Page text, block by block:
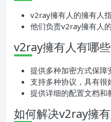
v2ray擁有人的擁有人
他们负责v2ray擁有人
v2ray擁有人有哪
提供多种加密方式保障
支持多种协议，具有很
提供详细的配置文档和
如何解决v2ray擁